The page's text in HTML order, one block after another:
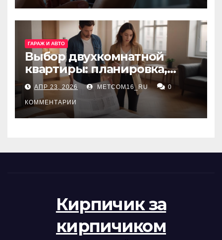
ГАРАЖ И АВТО
Выбор двухкомнатной
квартиры: планировка,
состояние жилья и
проверка документов
АПР 23, 2026 METCOM16_RU 0
КОММЕНТАРИИ
Кирпичик за
кирпичиком